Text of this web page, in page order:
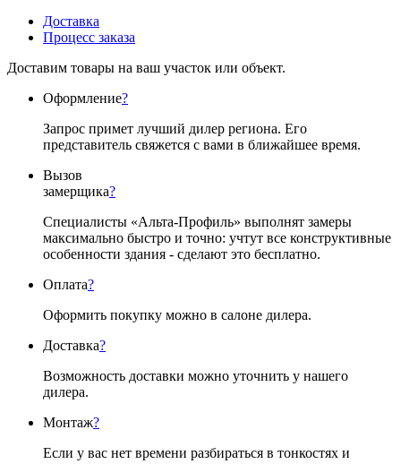
Доставка
Процесс заказа
Доставим товары на ваш участок или объект.
Оформление?
Запрос примет лучший дилер региона. Его
представитель свяжется с вами в ближайшее время.
Вызов
замерщика?
Специалисты «Альта-Профиль» выполнят замеры
максимально быстро и точно: учтут все конструктивные
особенности здания - сделают это бесплатно.
Оплата?
Оформить покупку можно в салоне дилера.
Доставка?
Возможность доставки можно уточнить у нашего
дилера.
Монтаж?
Если у вас нет времени разбираться в тонкостях и